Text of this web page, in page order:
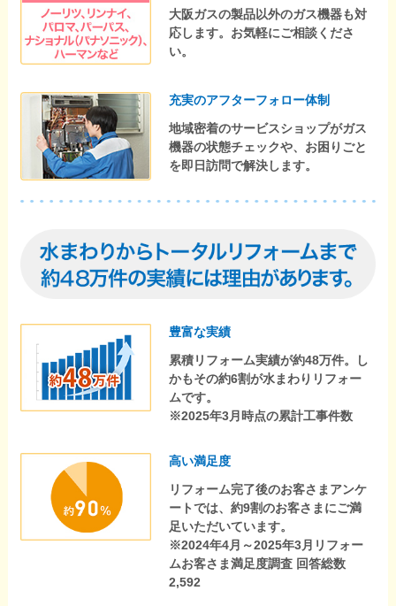
大阪ガスの製品以外のガス機器も対
応します。お気軽にご相談くださ
い。
充実のアフターフォロー体制
地域密着のサービスショップがガス
機器の状態チェックや、お困りごと
を即日訪問で解決します。
豊富な実績
累積リフォーム実績が約48万件。し
かもその約6割が水まわりリフォー
ムです。
※2025年3月時点の累計工事件数
高い満足度
リフォーム完了後のお客さまアンケ
ートでは、約9割のお客さまにご満
足いただいています。
※2024年4月～2025年3月リフォー
ムお客さま満足度調査 回答総数
2,592